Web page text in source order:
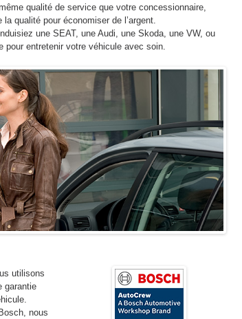
qualité de service que votre concessionnaire,
qualité pour économiser de l’argent.
une SEAT, une Audi, une Skoda, une VW, ou
entretenir votre véhicule avec soin.
utilisons
garantie
nous